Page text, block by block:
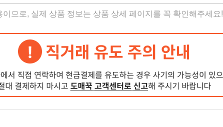
므로, 실제 상품 정보는 상품 상세 페이지를 꼭 확인해주세요!